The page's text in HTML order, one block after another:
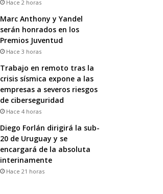
Hace 2 horas
Marc Anthony y Yandel
serán honrados en los
Premios Juventud
Hace 3 horas
Trabajo en remoto tras la
crisis sísmica expone a las
empresas a severos riesgos
de ciberseguridad
Hace 4 horas
Diego Forlán dirigirá la sub-
20 de Uruguay y se
encargará de la absoluta
interinamente
Hace 21 horas